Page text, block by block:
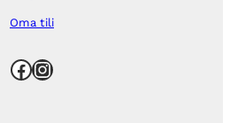
Oma tili
Facebook Instagram